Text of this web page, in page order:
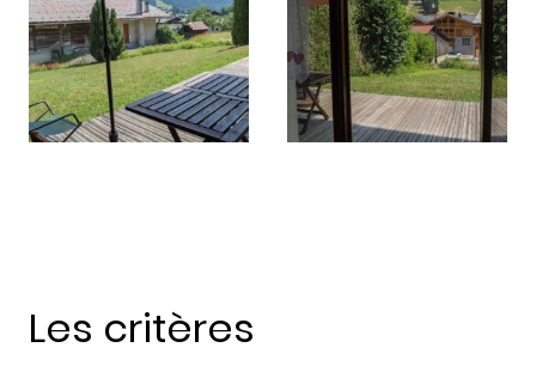
Les critères